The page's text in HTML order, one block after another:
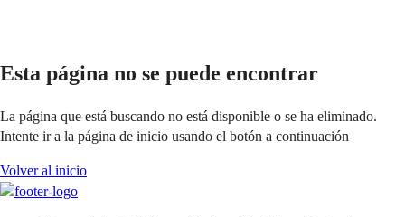
Esta página no se puede encontrar
La página que está buscando no está disponible o se ha eliminado.
Intente ir a la página de inicio usando el botón a continuación
Volver al inicio